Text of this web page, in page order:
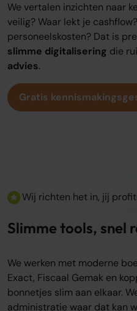
We vertalen inzichten naar
veilig? Waar lekt je
personeelskosten? Dat is
slimme digitalisering die
advies.
Gratis
Wij richten het in, jij
Slimme tools, snel
We werken met moderne
Exact, Fiscaal Gemak en
bonnetjes slim aan elkaar.
administratie waar dat kan